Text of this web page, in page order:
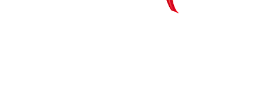
incorporarse a Colo Colo de Chile
Pastaza: la parroquia Diez de